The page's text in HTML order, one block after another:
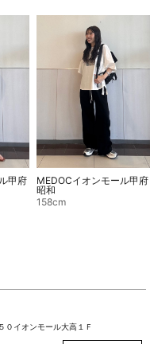
甲府
MEDOCイオンモール甲府
昭和
158cm
イオンモール大高１Ｆ